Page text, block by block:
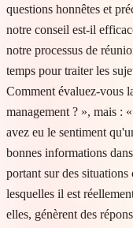
questions honnêtes et
notre conseil est-il
notre processus de
temps pour traiter les
Comment évaluez-vous
management ? », mais :
avez eu le sentiment
bonnes informations
portant sur des situations
lesquelles il est
elles, génèrent des